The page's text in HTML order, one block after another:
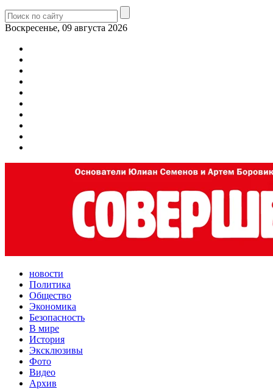
Воскресенье, 09 августа 2026
новости
Политика
Общество
Экономика
Безопасность
В мире
История
Эксклюзивы
Фото
Видео
Архив